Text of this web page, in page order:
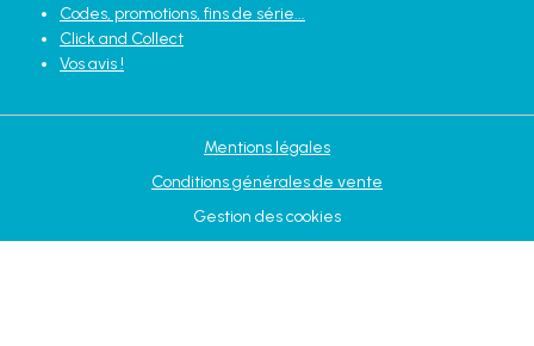
Codes, promotions, fins de série...
Click and Collect
Vos avis !
Mentions légales
Conditions générales de vente
Gestion des cookies